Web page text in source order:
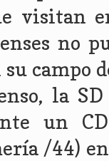
visitan
no
campo
la
un
/44) en